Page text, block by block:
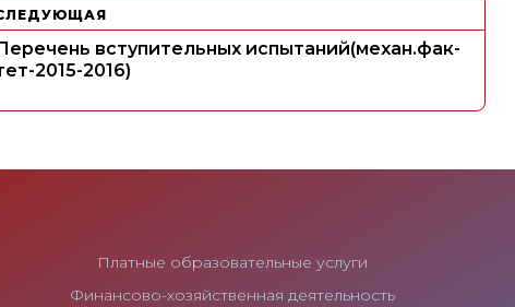
вступительных испытаний(механ.фак-
2015-2016)
Платные образовательные услуги
Финансово-хозяйственная деятельность